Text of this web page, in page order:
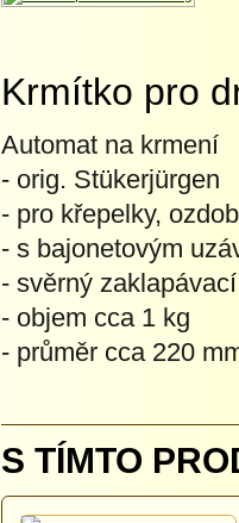
Krmítko pro
Automat na krmení
- orig. Stükerjürgen
- pro křepelky,
- s bajonetovým
- svěrný
- objem cca 1 kg
- průměr cca 220
S TÍMTO